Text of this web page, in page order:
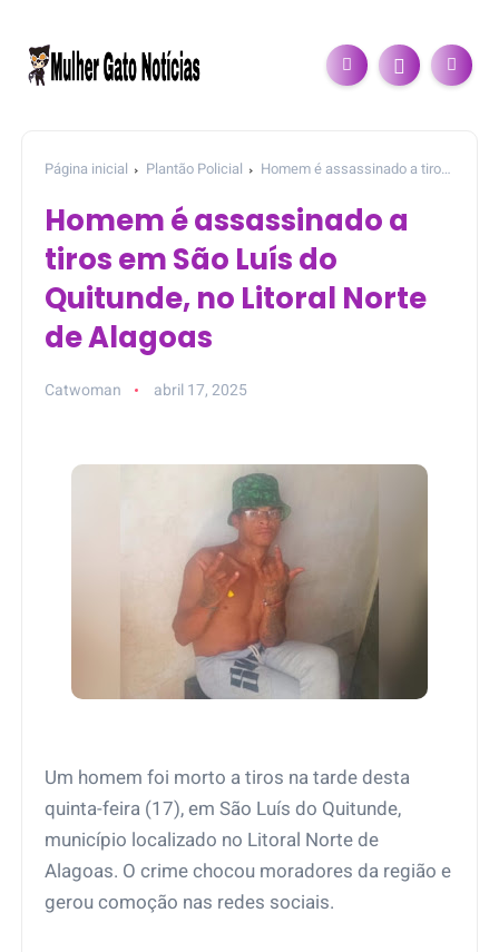
Página inicial Plantão Policial
Homem é assassinado a tiros
Homem é assassinado a
tiros em São Luís do
Quitunde, no Litoral Norte
de Alagoas
Catwoman abril 17, 2025
Um homem foi morto a tiros na tarde desta
quinta-feira (17), em São Luís do Quitunde,
município localizado no Litoral Norte de
Alagoas. O crime chocou moradores da região e
gerou comoção nas redes sociais.